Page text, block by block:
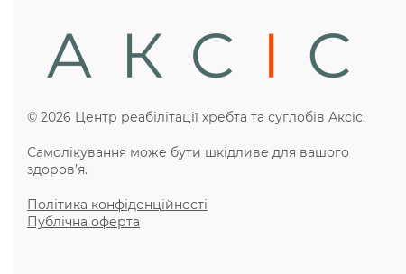
© 2026 Центр реабілітації хребта та суглобів Аксіс.
Самолікування може бути шкідливе для вашого
здоров’я.
Політика конфіденційності
Публічна оферта